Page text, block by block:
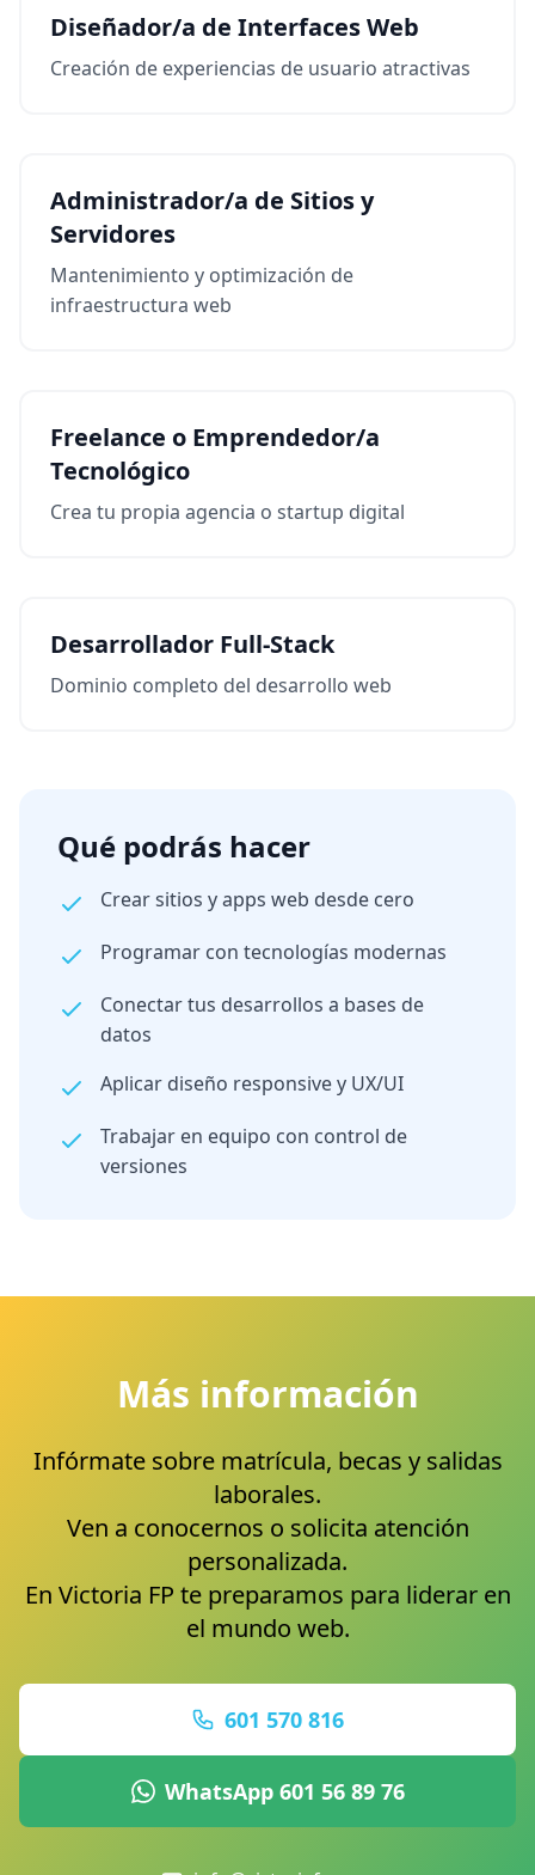
Diseñador/a de Interfaces Web
Creación de experiencias de usuario atractivas
Administrador/a de Sitios y
Servidores
Mantenimiento y optimización de
infraestructura web
Freelance o Emprendedor/a
Tecnológico
Crea tu propia agencia o startup digital
Desarrollador Full-Stack
Dominio completo del desarrollo web
Qué podrás hacer
Crear sitios y apps web desde cero
Programar con tecnologías modernas
Conectar tus desarrollos a bases de
datos
Aplicar diseño responsive y UX/UI
Trabajar en equipo con control de
versiones
Más información
Infórmate sobre matrícula, becas y salidas
laborales.
Ven a conocernos o solicita atención
personalizada.
En Victoria FP te preparamos para liderar en
el mundo web.
601 570 816
WhatsApp 601 56 89 76